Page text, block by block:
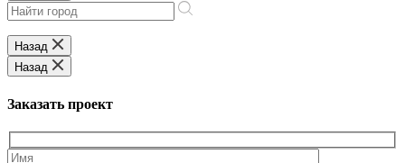
Назад
Назад
Заказать проект